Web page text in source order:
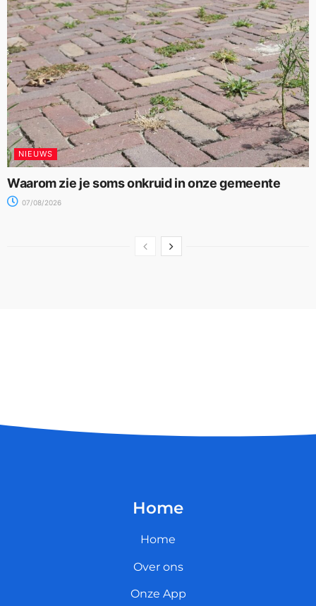
NIEUWS
Waarom zie je soms onkruid in onze gemeente
07/08/2026
Home
Home
Over ons
Onze App